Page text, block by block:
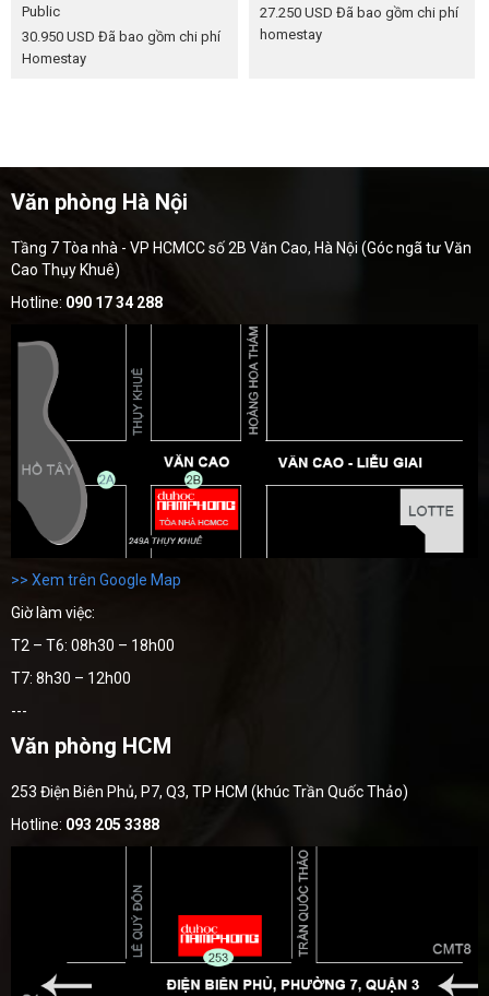
Public
30.950 USD Đã bao gồm chi phí
Homestay
27.250 USD Đã bao gồm chi phí
homestay
Văn phòng Hà Nội
Tầng 7 Tòa nhà - VP HCMCC số 2B Văn Cao, Hà Nội (Góc ngã tư Văn
Cao Thụy Khuê)
Hotline: 090 17 34 288
>> Xem trên Google Map
Giờ làm việc:
T2 – T6: 08h30 – 18h00
T7: 8h30 – 12h00
---
Văn phòng HCM
253 Điện Biên Phủ, P7, Q3, TP HCM (khúc Trần Quốc Thảo)
Hotline: 093 205 3388